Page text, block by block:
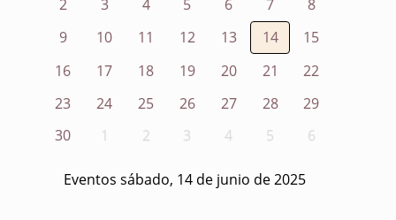
2
3 4 5 6 7
8
9
10 11 12 13 14
15
16
17 18 19 20 21
22
23
24 25 26 27 28
29
30
1 2 3 4 5 6
Eventos sábado, 14 de junio de 2025